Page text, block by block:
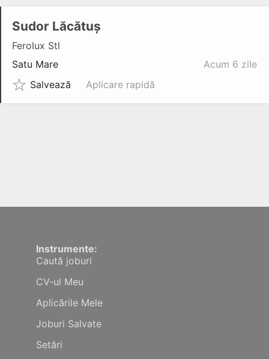
Sudor Lăcătuș
Ferolux Stl
Acum 6 zile
Satu Mare
Salvează
Aplicare rapidă
Instrumente:
Caută joburi
CV-ul Meu
Aplicările Mele
Joburi Salvate
Setări